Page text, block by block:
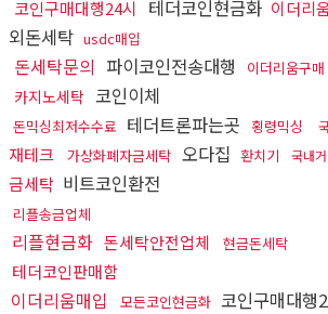
코인구매대행24시
테더코인현금화 이더리
외돈세탁 usdc매입
돈세탁문의 파이코인전송대행 이더리움구매
카지노세탁 코인이체
돈믹싱최저수수료 테더트론파는곳 횡령믹싱
재테크
가상화폐자금세탁 오다집 환치기 국내
금세탁 비트코인환전
리플송금업체
리플현금화 돈세탁안전업체 현금돈세탁
테더코인판매함
이더리움매입 모든코인현금화 코인구매대행